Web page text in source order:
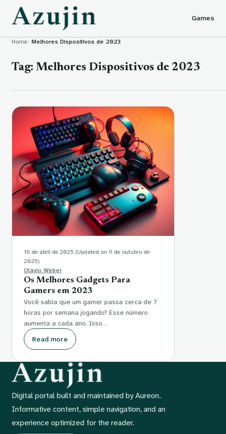
Skip to content
Games
Home Melhores Dispositivos de 2023
Tag: Melhores Dispositivos de 2023
16 de abril de 2025 (Updated on 9 de outubro de
2025)
Otávio Weber
Os Melhores Gadgets Para
Gamers em 2023
Você sabia que um gamer passa cerca de 7
horas por semana jogando? Esse número
aumenta a cada ano. Isso…
Read more
Digital portal built and maintained by Aureon.
Informative content, simple navigation, and an
experience optimized for the reader.